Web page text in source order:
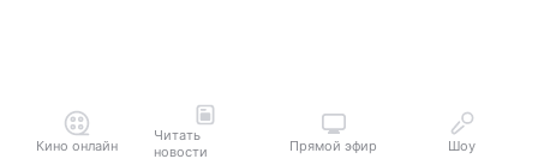
Кино онлайн
Читать
новости
Прямой эфир Шоу